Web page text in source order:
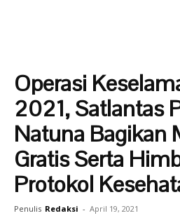
Operasi
2021, Satlantas
Natuna Bagikan
Gratis Serta
Protokol
Penulis Redaksi - April 19, 2021